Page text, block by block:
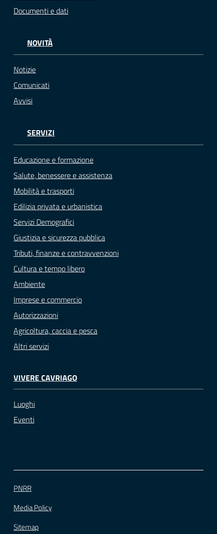
Documenti e dati
NOVITÀ
Notizie
Comunicati
Avvisi
SERVIZI
Educazione e formazione
Salute, benessere e assistenza
Mobilità e trasporti
Edilizia privata e urbanistica
Servizi Demografici
Giustizia e sicurezza pubblica
Tributi, finanze e contravvenzioni
Cultura e tempo libero
Ambiente
Imprese e commercio
Autorizzazioni
Agricoltura, caccia e pesca
Altri servizi
VIVERE CAVRIAGO
Luoghi
Eventi
PNRR
Media Policy
Sitemap